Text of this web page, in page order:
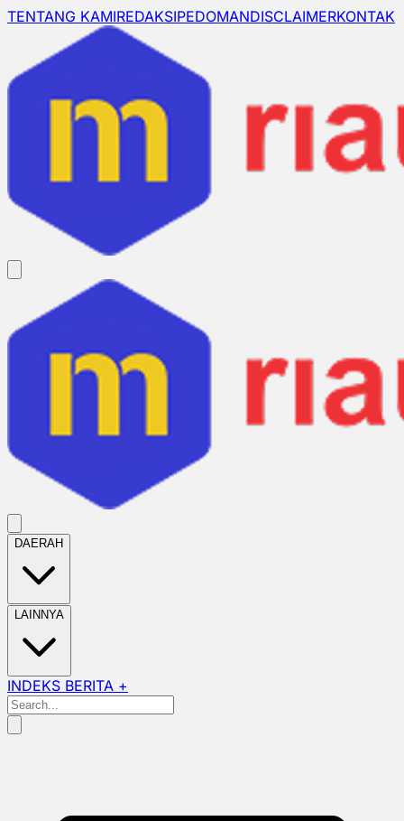
TENTANG KAMIREDAKSIPEDOMANDISCLAIMERKONTAK
DAERAH
LAINNYA
INDEKS BERITA +